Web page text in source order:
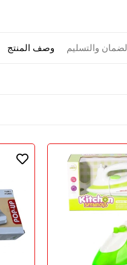
وصف المنتج والتسليم